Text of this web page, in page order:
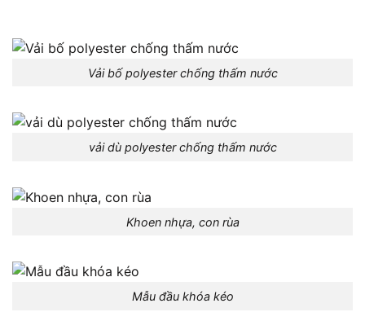
Vải bố polyester chống thấm nước
vải dù polyester chống thấm nước
Khoen nhựa, con rùa
Mẫu đầu khóa kéo